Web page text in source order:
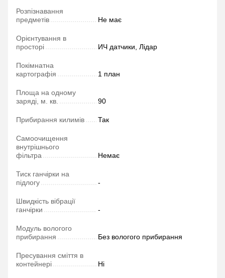
Розпізнавання
предметів
Не має
Орієнтування в
просторі
ИЧ датчики, Лідар
Покімнатна
картографія
1 план
Площа на одному
заряді, м. кв.
90
Прибирання килимів Так
Самоочищення
внутрішнього
фільтра
Немає
Тиск ганчірки на
підлогу
-
Швидкість вібрації
ганчірки
-
Модуль вологого
прибирання
Без вологого прибирання
Пресування сміття в
контейнері
Ні